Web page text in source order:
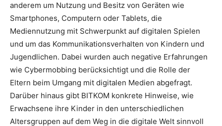
anderem um Nutzung und Besitz von Geräten wie
Smartphones, Computern oder Tablets, die
Mediennutzung mit Schwerpunkt auf digitalen Spielen
und um das Kommunikationsverhalten von Kindern und
Jugendlichen. Dabei wurden auch negative Erfahrungen
wie Cybermobbing berücksichtigt und die Rolle der
Eltern beim Umgang mit digitalen Medien abgefragt.
Darüber hinaus gibt BITKOM konkrete Hinweise, wie
Erwachsene ihre Kinder in den unterschiedlichen
Altersgruppen auf dem Weg in die digitale Welt sinnvoll